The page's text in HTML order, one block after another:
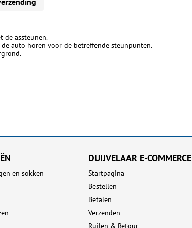
de assteunen.
auto horen voor de betreffende steunpunten.
en sokken
DUIJVELAAR E-COMMERCE
Startpagina
Bestellen
Betalen
Verzenden
Ruilen & Retour